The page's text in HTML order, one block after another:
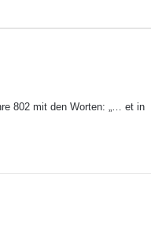
802 mit den Worten: „… et in